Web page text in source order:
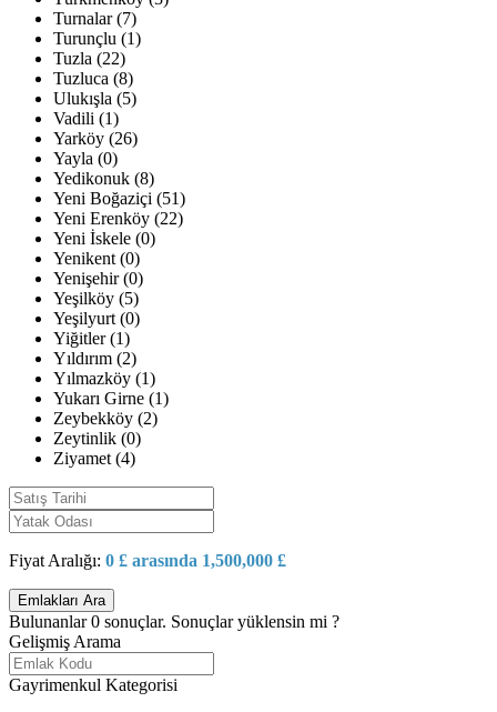
Turnalar (7)
Turunçlu (1)
Tuzla (22)
Tuzluca (8)
Ulukışla (5)
Vadili (1)
Yarköy (26)
Yayla (0)
Yedikonuk (8)
Yeni Boğaziçi (51)
Yeni Erenköy (22)
Yeni İskele (0)
Yenikent (0)
Yenişehir (0)
Yeşilköy (5)
Yeşilyurt (0)
Yiğitler (1)
Yıldırım (2)
Yılmazköy (1)
Yukarı Girne (1)
Zeybekköy (2)
Zeytinlik (0)
Ziyamet (4)
Fiyat Aralığı: 0 £ arasında 1,500,000 £
Bulunanlar0 sonuçlar. Sonuçlar yüklensin mi ?
Gelişmiş Arama
Gayrimenkul Kategorisi